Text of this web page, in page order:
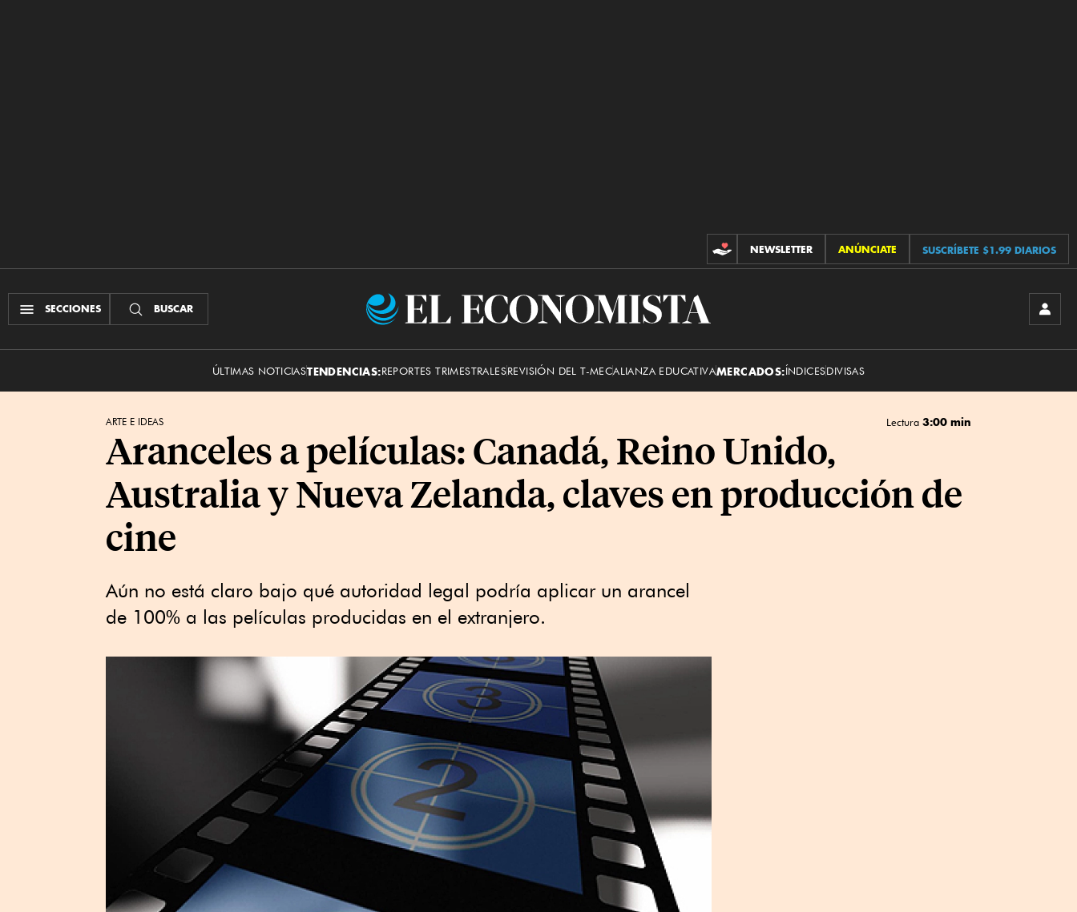
CONTRIBUCIONES
NEWSLETTER ANÚNCIATE SUSCRÍBETE $1.99 DIARIOS
SECCIONES BUSCAR
El
ÚLTIMAS NOTICIASTENDENCIAS:REPORTES TRIMESTRALESREVISIÓN DEL T-MECALIANZA EDUCATIVAMERCADOS:ÍNDICESDIVISAS
ARTE E IDEAS Lectura 3:00 min
Aranceles a películas: Canadá, Reino Unido,
Australia y Nueva Zelanda, claves en producción de
cine
Aún no está claro bajo qué autoridad legal podría aplicar un arancel
de 100% a las películas producidas en el extranjero.